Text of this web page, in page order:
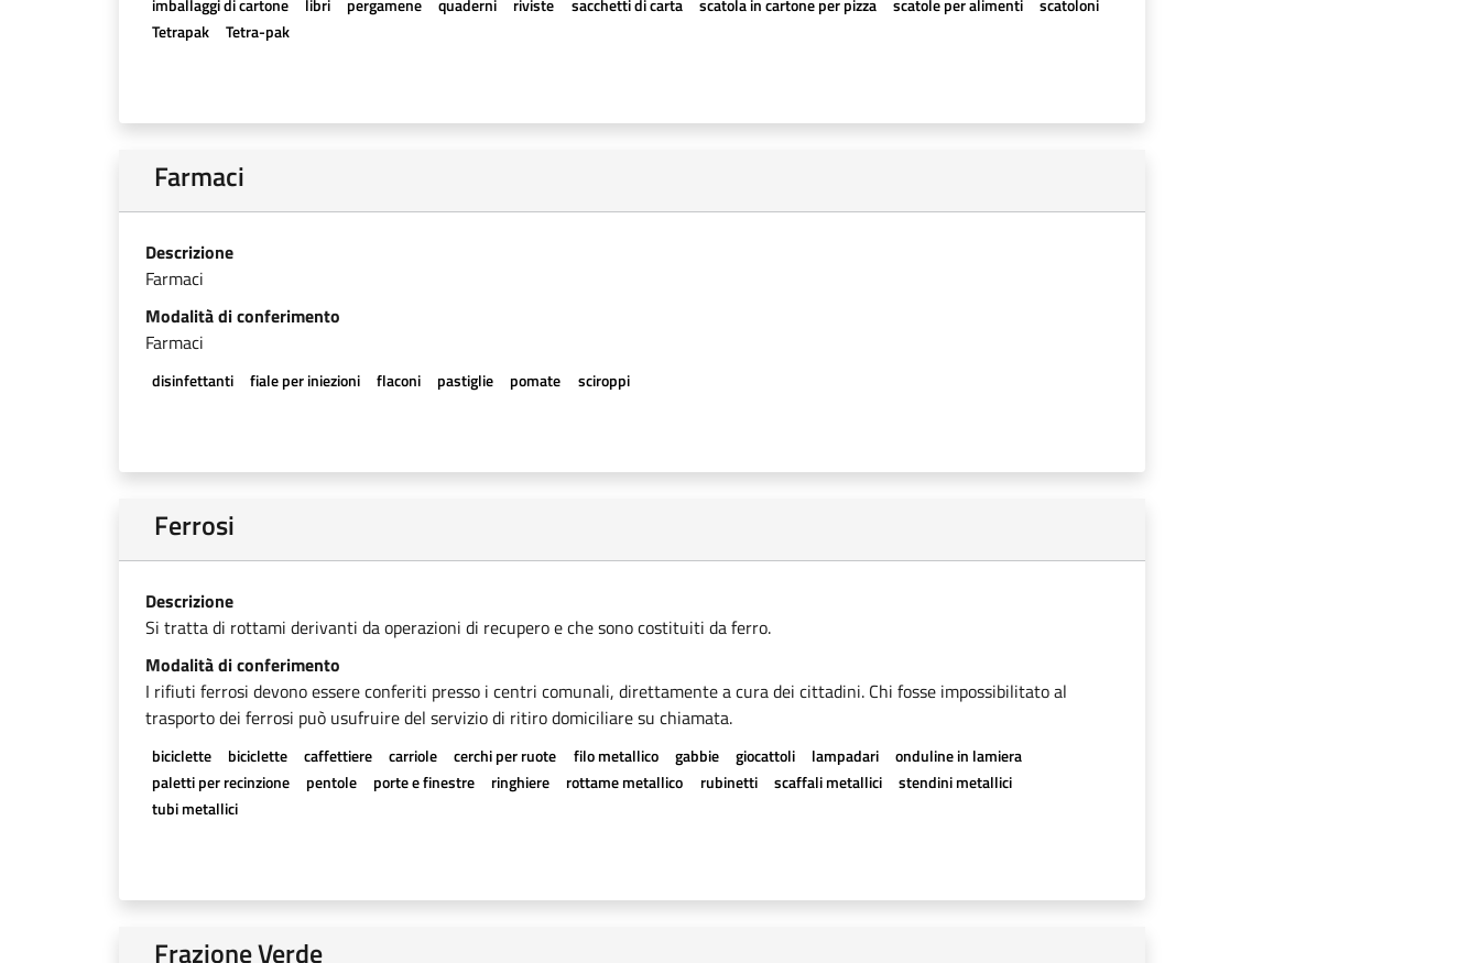
imballaggi di cartone
libri pergamene quaderni riviste sacchetti di carta scatola in cartone per pizza scatole per alimenti
scatoloni
Tetrapak
Tetra-pak
Farmaci
Descrizione
Farmaci
Modalità di conferimento
Farmaci
disinfettanti fiale per iniezioni flaconi pastiglie pomate sciroppi
Ferrosi
Descrizione
Si tratta di rottami derivanti da operazioni di recupero e che sono costituiti da ferro.
Modalità di conferimento
I rifiuti ferrosi devono essere conferiti presso i centri comunali, direttamente a cura dei cittadini. Chi fosse impossibilitato al
trasporto dei ferrosi può usufruire del servizio di ritiro domiciliare su chiamata.
biciclette biciclette caffettiere carriole cerchi per ruote filo metallico gabbie giocattoli lampadari
onduline in lamiera
paletti per recinzione
pentole porte e finestre ringhiere rottame metallico rubinetti scaffali metallici
stendini metallici
tubi metallici
Frazione Verde